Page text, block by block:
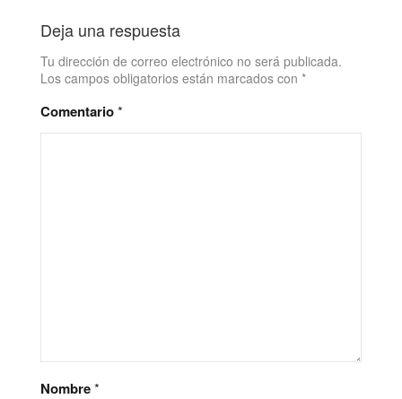
Deja una respuesta
Tu dirección de correo electrónico no será publicada.
Los campos obligatorios están marcados con *
Comentario*
Nombre*